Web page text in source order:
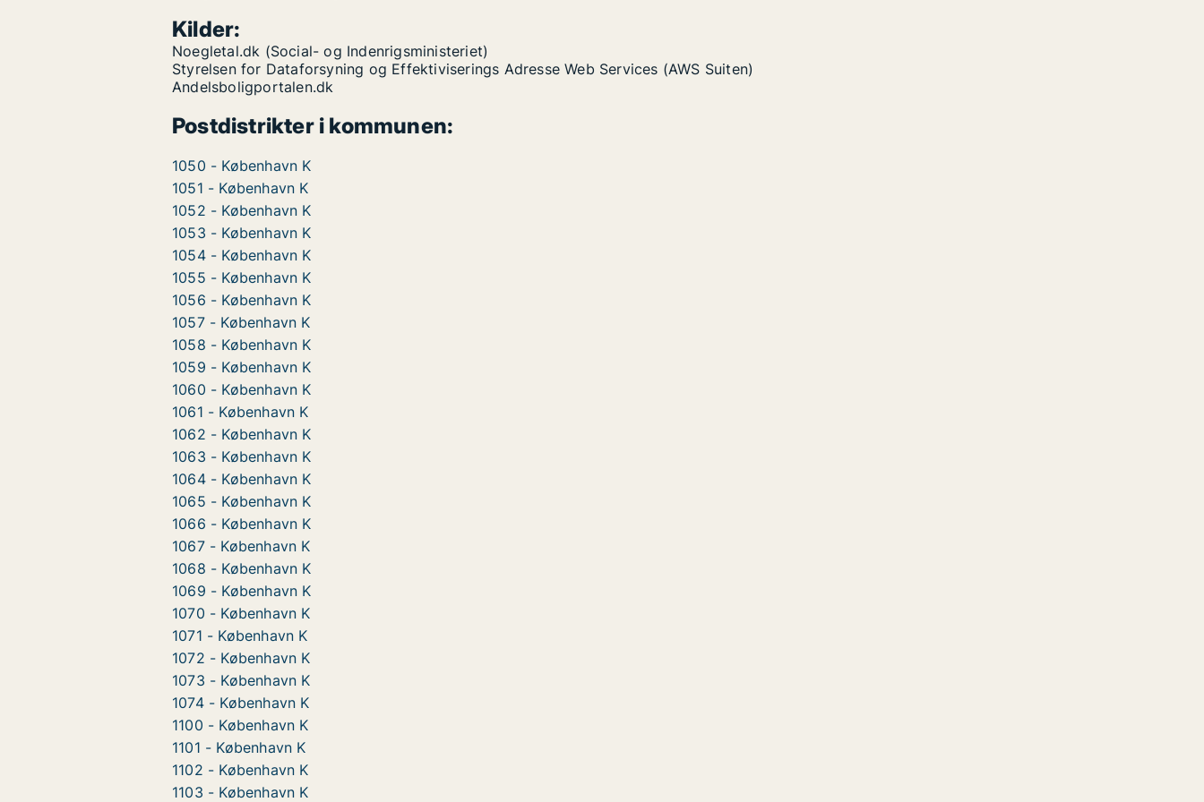
Kilder:
Noegletal.dk (Social- og Indenrigsministeriet)
Styrelsen for Dataforsyning og Effektiviserings Adresse Web Services (AWS Suiten)
Andelsboligportalen.dk
Postdistrikter i kommunen:
1050 - København K
1051 - København K
1052 - København K
1053 - København K
1054 - København K
1055 - København K
1056 - København K
1057 - København K
1058 - København K
1059 - København K
1060 - København K
1061 - København K
1062 - København K
1063 - København K
1064 - København K
1065 - København K
1066 - København K
1067 - København K
1068 - København K
1069 - København K
1070 - København K
1071 - København K
1072 - København K
1073 - København K
1074 - København K
1100 - København K
1101 - København K
1102 - København K
1103 - København K